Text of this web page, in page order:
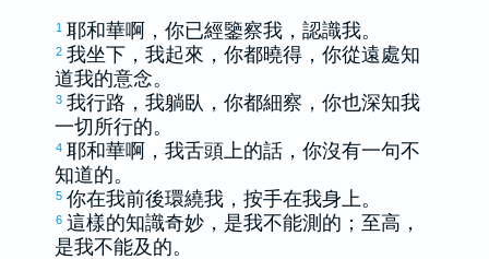
1 耶和華啊，你已經鑒察我，認識我。
2 我坐下，我起來，你都曉得，你從遠處知
道我的意念。
3 我行路，我躺臥，你都細察，你也深知我
一切所行的。
4 耶和華啊，我舌頭上的話，你沒有一句不
知道的。
5 你在我前後環繞我，按手在我身上。
6 這樣的知識奇妙，是我不能測的；至高，
是我不能及的。